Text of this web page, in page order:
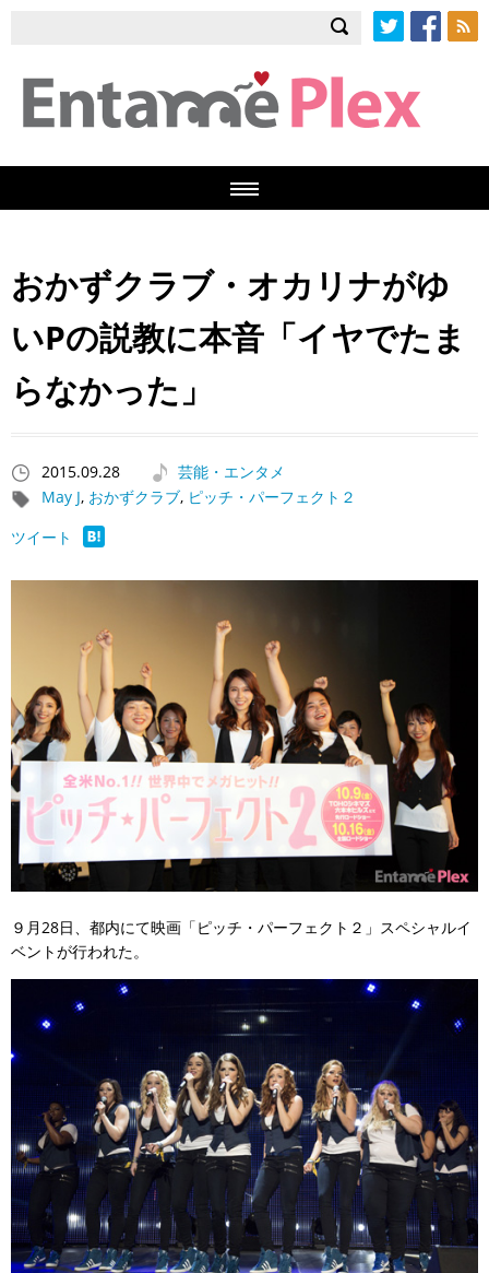
おかずクラブ・オカリナがゆ
いPの説教に本音「イヤでたま
らなかった」
2015.09.28
芸能・エンタメ
May J, おかずクラブ, ピッチ・パーフェクト２
ツイート
９月28日、都内にて映画「ピッチ・パーフェクト２」スペシャルイ
ベントが行われた。